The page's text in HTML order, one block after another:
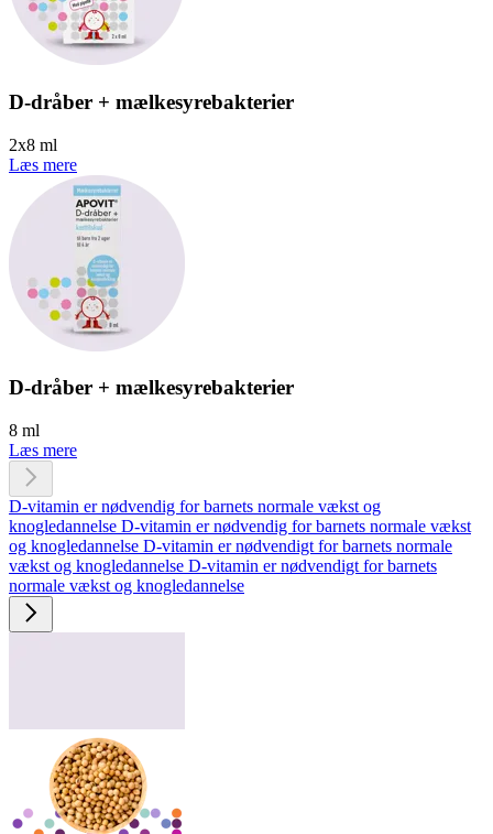
D-dråber + mælkesyrebakterier
2x8 ml
Læs mere
D-dråber + mælkesyrebakterier
8 ml
Læs mere
D-vitamin er nødvendig for barnets normale vækst og
knogledannelse D-vitamin er nødvendig for barnets normale vækst
og knogledannelse D-vitamin er nødvendigt for barnets normale
vækst og knogledannelse D-vitamin er nødvendigt for barnets
normale vækst og knogledannelse